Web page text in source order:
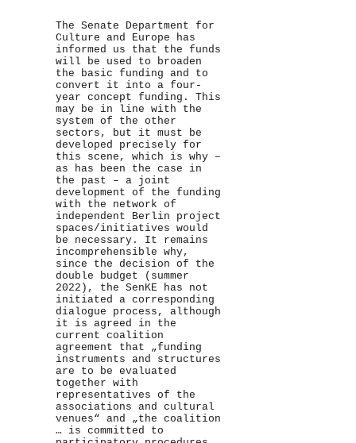
The Senate Department for
Culture and Europe has
informed us that the funds
will be used to broaden
the basic funding and to
convert it into a four-
year concept funding. This
may be in line with the
system of the other
sectors, but it must be
developed precisely for
this scene, which is why –
as has been the case in
the past – a joint
development of the funding
with the network of
independent Berlin project
spaces/initiatives would
be necessary. It remains
incomprehensible why,
since the decision of the
double budget (summer
2022), the SenKE has not
initiated a corresponding
dialogue process, although
it is agreed in the
current coalition
agreement that „funding
instruments and structures
are to be evaluated
together with
representatives of the
associations and cultural
venues“ and „the coalition
… is committed to